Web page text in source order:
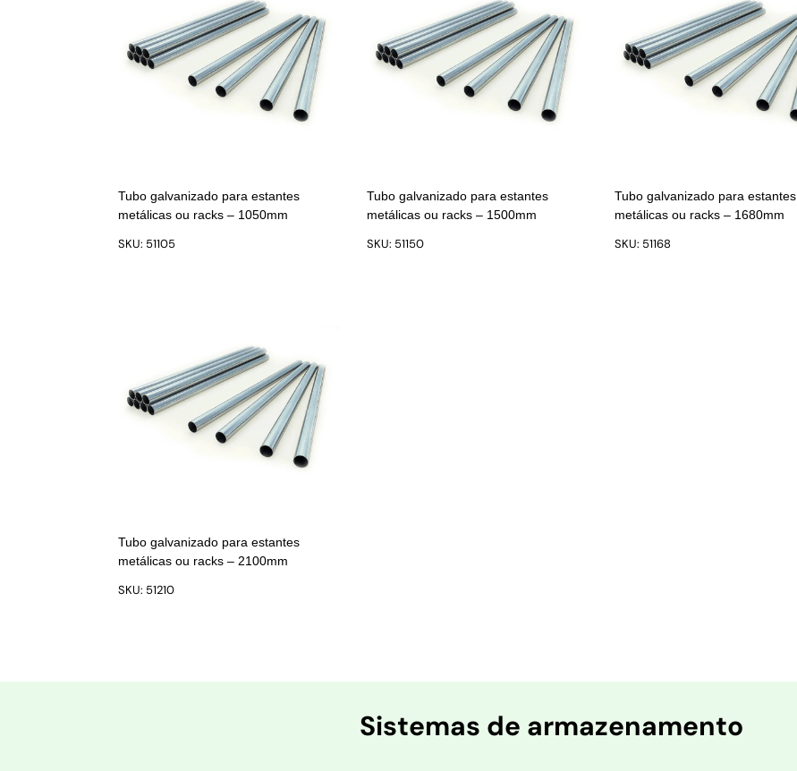
Tubo galvanizado para estantes
metálicas ou racks – 1050mm
SKU: 51105
Tubo galvanizado para estantes
metálicas ou racks – 1500mm
SKU: 51150
Tubo galvanizado para estantes
metálicas ou racks – 1680mm
SKU: 51168
Tubo galvanizado para estantes
metálicas ou racks – 2100mm
SKU: 51210
Sistemas de armazenamento